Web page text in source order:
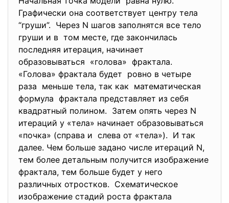
Графически она соответствует центру тела
“груши”. Через N шагов заполнятся все тело
груши и в том месте, где закончилась
последняя итерация, начинает
образовываться «голова» фрактала.
«Голова» фрактала будет ровно в четыре
раза меньше тела, так как математическая
формула фрактала представляет из себя
квадратный полином. Затем опять через N
итераций у «тела» начинает образовываться
«почка» (справа и слева от «тела»). И так
далее. Чем больше задано числе итераций N,
тем более детальным получится изображение
фрактала, тем больше будет у него
различных отростков. Схематическое
изображение стадий роста фрактала